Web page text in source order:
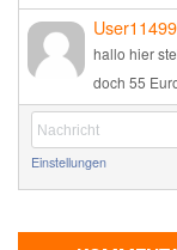
hallo hier
doch 55
Günni
Einstellungen